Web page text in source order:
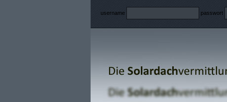
username passwort